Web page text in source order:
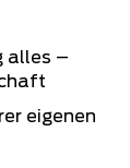
alles –
eigenen